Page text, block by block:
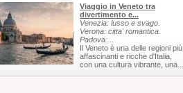
Viaggio in Veneto tra
divertimento e...
Venezia: lusso e svago.
Verona: citta' romantica.
Padova:...
Il Veneto è una delle regioni più
affascinanti e ricche d'Italia,
con una cultura vibrante, una...